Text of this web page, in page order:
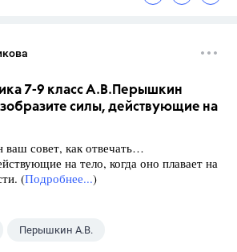
7-9 класс А.В.Перышкин
силы, действующие на
совет, как отвечать…
на тело, когда оно плавает на
(Подробнее...)
Перышкин А.В.